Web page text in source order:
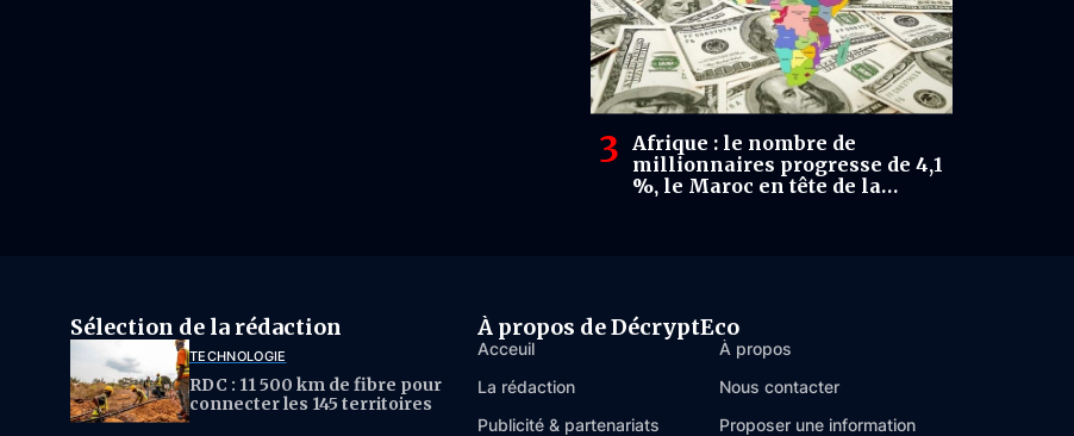
Afrique : le nombre de
millionnaires progresse de 4,1
%, le Maroc en tête de la
Sélection de la rédaction
TECHNOLOGIE
RDC : 11 500 km de fibre pour
connecter les 145 territoires
À propos de DécryptEco
Acceuil
À propos
La rédaction
Nous contacter
Publicité & partenariats
Proposer une information